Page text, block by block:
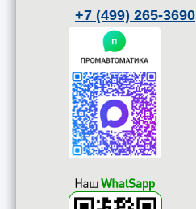
+7 (499) 265-3690